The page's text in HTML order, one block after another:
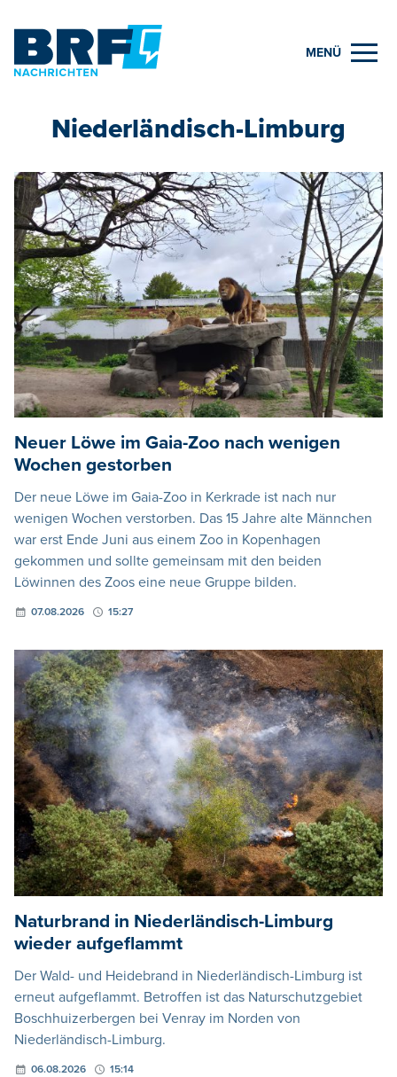
MENÜ
Niederländisch-Limburg
Neuer Löwe im Gaia-Zoo nach wenigen
Wochen gestorben
Der neue Löwe im Gaia-Zoo in Kerkrade ist nach nur
wenigen Wochen verstorben. Das 15 Jahre alte Männchen
war erst Ende Juni aus einem Zoo in Kopenhagen
gekommen und sollte gemeinsam mit den beiden
Löwinnen des Zoos eine neue Gruppe bilden.
07.08.2026 15:27
Naturbrand in Niederländisch-Limburg
wieder aufgeflammt
Der Wald- und Heidebrand in Niederländisch-Limburg ist
erneut aufgeflammt. Betroffen ist das Naturschutzgebiet
Boschhuizerbergen bei Venray im Norden von
Niederländisch-Limburg.
06.08.2026 15:14